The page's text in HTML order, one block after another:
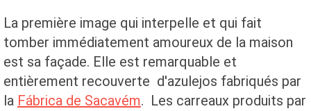
La première image qui interpelle et qui fait
tomber immédiatement amoureux de la maison
est sa façade. Elle est remarquable et
entièrement recouverte d'azulejos fabriqués par
la Fábrica de Sacavém. Les carreaux produits par